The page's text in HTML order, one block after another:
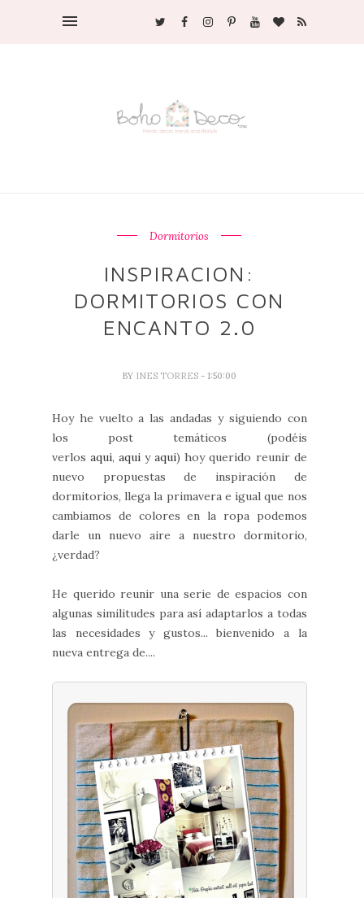
Dormitorios
INSPIRACION:
DORMITORIOS CON
ENCANTO 2.0
BY INES TORRES - 1:50:00
Hoy he vuelto a las andadas y siguiendo con
los post temáticos (podéis
verlosaqui,aqui yaqui) hoy querido reunir de
nuevo propuestas de inspiración de
dormitorios, llega la primavera e igual que nos
cambiamos de colores en la ropa podemos
darle un nuevo aire a nuestro dormitorio,
¿verdad?
He querido reunir una serie de espacios con
algunas similitudes para así adaptarlos a todas
las necesidades y gustos... bienvenido a la
nueva entrega de....